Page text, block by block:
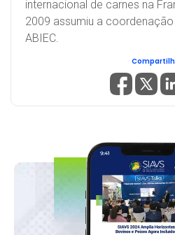
internacional de carnes na
2009 assumiu a
ABIEC.